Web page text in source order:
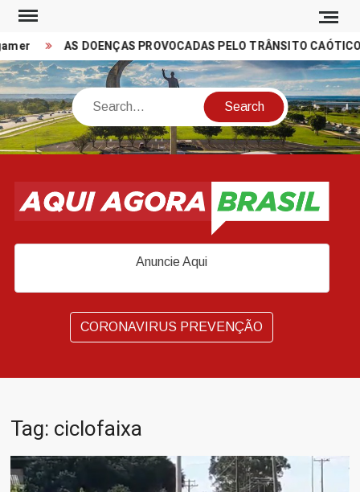
Skip
content
AS DOENÇAS PROVOCADAS PELO TRÂNSITO
Search
Anuncie Aqui
CORONAVIRUS PREVENÇÃO
Tag: ciclofaixa